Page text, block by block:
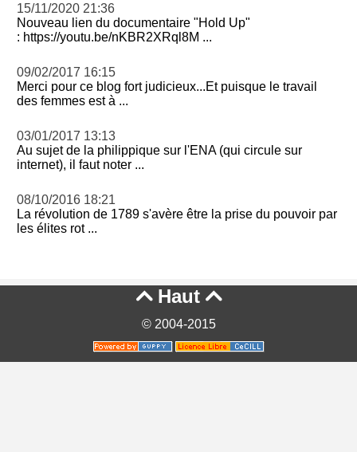
15/11/2020 21:36
Nouveau lien du documentaire "Hold Up"
: https://youtu.be/nKBR2XRql8M ...
09/02/2017 16:15
Merci pour ce blog fort judicieux...Et puisque le travail
des femmes est à ...
03/01/2017 13:13
Au sujet de la philippique sur l'ENA (qui circule sur
internet), il faut noter ...
08/10/2016 18:21
La révolution de 1789 s'avère être la prise du pouvoir par
les élites rot ...
Haut 
© 2004-2015